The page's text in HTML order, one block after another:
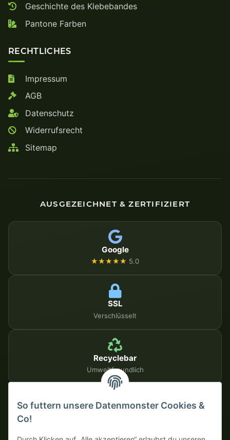
Geschichte des Klebebandes
Pantone Farben
RECHTLICHES
Impressum
AGB
Datenschutz
Widerrufsrecht
Sitemap
AUSGEZEICHNET & ZERTIFIZIERT
Google
★★★★★ 5.0
SSL
Verschlüsselt
Recyclebar
Umweltfreundlich
SICHERE ZAHLUNGSMETHODEN
So futtern unsere Datenmonster Cookies &
Co!